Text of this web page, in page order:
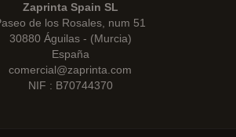
Zaprinta Spain SL
de los Rosales, num 51
30880 Águilas - (Murcia)
España
comercial@zaprinta.com
NIF : B70744370